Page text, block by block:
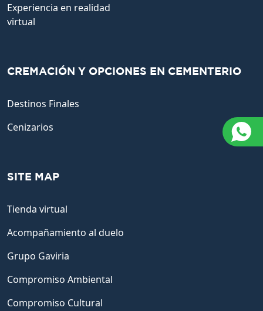
Experiencia en realidad
virtual
CREMACIÓN Y OPCIONES EN CEMENTERIO
Destinos Finales
Cenizarios
SITE MAP
Tienda virtual
Acompañamiento al duelo
Grupo Gaviria
Compromiso Ambiental
Compromiso Cultural